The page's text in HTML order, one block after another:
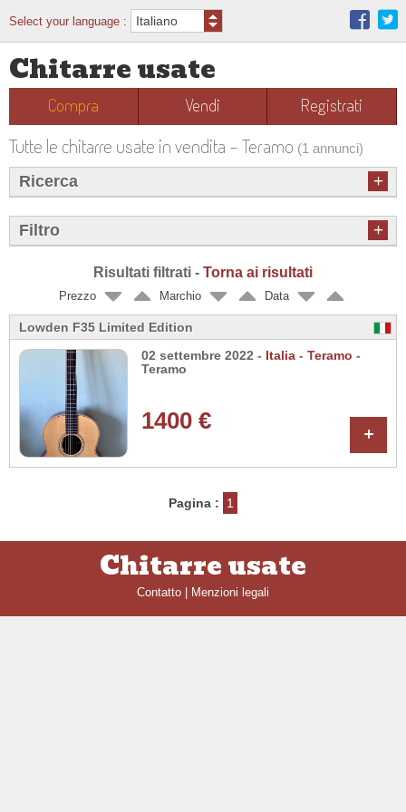
Select your language :
Chitarre usate
Compra Vendi Registrati
Tutte le chitarre usate in vendita - Teramo (1 annunci)
Ricerca +
Filtro +
Risultati filtrati - Torna ai risultati
Prezzo Marchio Data
Lowden F35 Limited Edition
02 settembre 2022 - Italia - Teramo -
Teramo
1400 € +
Pagina : 1
Chitarre usate
Contatto Menzioni legali